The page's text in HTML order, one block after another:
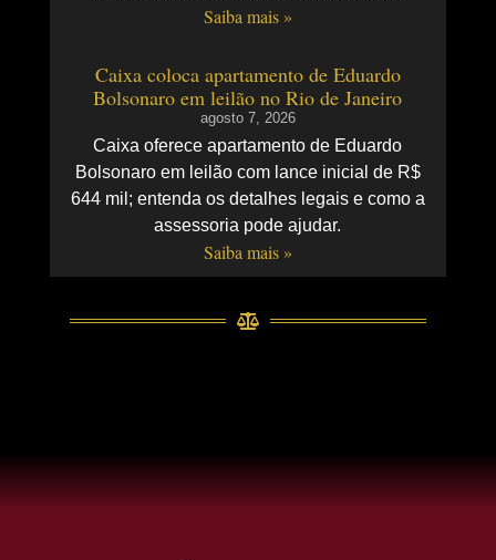
Saiba mais »
Caixa coloca apartamento de Eduardo
Bolsonaro em leilão no Rio de Janeiro
agosto 7, 2026
Caixa oferece apartamento de Eduardo
Bolsonaro em leilão com lance inicial de R$
644 mil; entenda os detalhes legais e como a
assessoria pode ajudar.
Saiba mais »